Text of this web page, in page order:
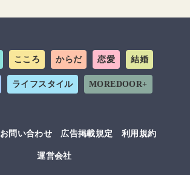
こころ からだ 恋愛 結婚
ライフスタイル MOREDOOR+
お問い合わせ 広告掲載規定
利用規約
運営会社